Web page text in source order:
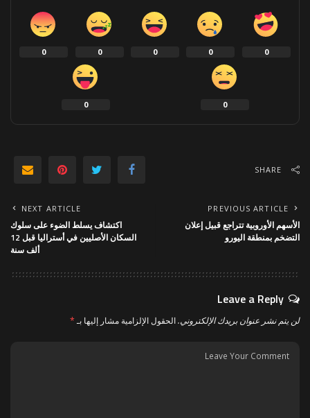
0
0
0
0
0
0
0
SHARE
PREVIOUS ARTICLE
الأسهم الأوروبية تتراجع قبيل إعلان
التضخم بمنطقة اليورو
NEXT ARTICLE
اكتشاف يسلط الضوء على سلوك
السكان الأصليين في أستراليا قبل 12
ألف سنة
Leave a Reply
لن يتم نشر عنوان بريدك الإلكتروني.الحقول الإلزامية مشار إليها بـ*